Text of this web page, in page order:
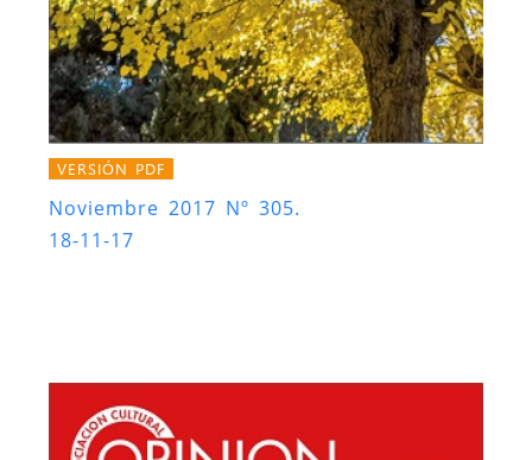
VERSIÓN PDF
Noviembre 2017 Nº 305.
18-11-17